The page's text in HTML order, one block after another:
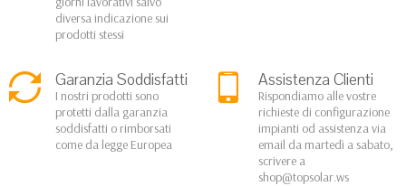
diversa indicazione sui
prodotti stessi
Garanzia Soddisfatti
I nostri prodotti sono
protetti dalla garanzia
soddisfatti o rimborsati
come da legge Europea
Assistenza Clienti
Rispondiamo alle vostre
richieste di configurazione
impianti od assistenza via
email da martedì a sabato,
scrivere a
shop@topsolar.ws